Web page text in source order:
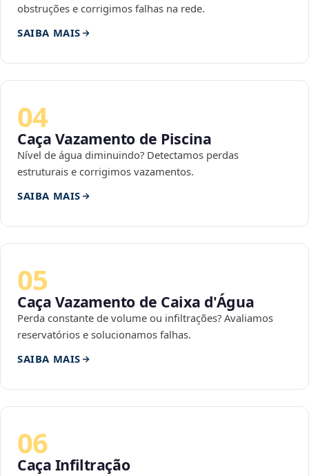
obstruções e corrigimos falhas na rede.
SAIBA MAIS
04
Caça Vazamento de Piscina
Nível de água diminuindo? Detectamos perdas
estruturais e corrigimos vazamentos.
SAIBA MAIS
05
Caça Vazamento de Caixa d'Água
Perda constante de volume ou infiltrações? Avaliamos
reservatórios e solucionamos falhas.
SAIBA MAIS
06
Caça Infiltração